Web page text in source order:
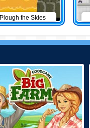
Plough the Skies